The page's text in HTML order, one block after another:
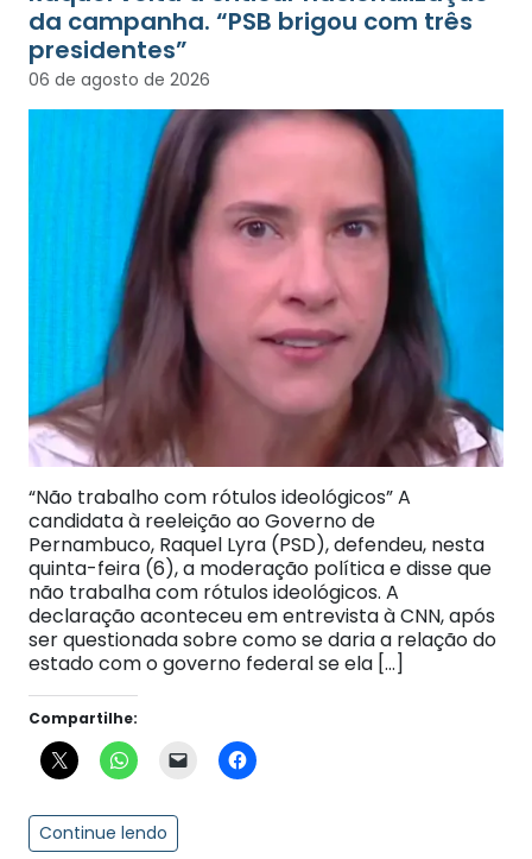
da campanha. “PSB brigou com três
presidentes”
06 de agosto de 2026
“Não trabalho com rótulos ideológicos” A
candidata à reeleição ao Governo de
Pernambuco, Raquel Lyra (PSD), defendeu, nesta
quinta-feira (6), a moderação política e disse que
não trabalha com rótulos ideológicos. A
declaração aconteceu em entrevista à CNN, após
ser questionada sobre como se daria a relação do
estado com o governo federal se ela […]
Compartilhe:
Continue lendo